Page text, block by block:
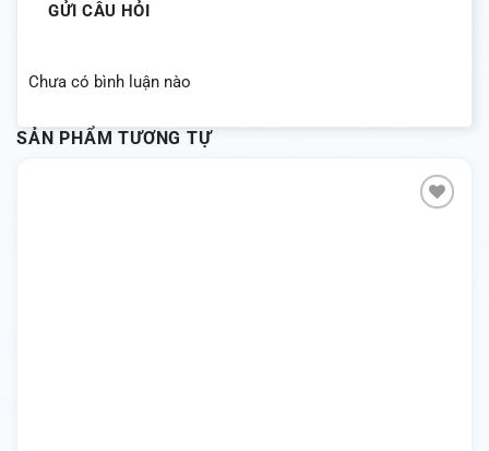
GỬI CÂU HỎI
Chưa có bình luận nào
SẢN PHẨM TƯƠNG TỰ